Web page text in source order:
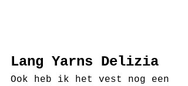
Lang Yarns Delizia
Ook heb ik het vest nog een